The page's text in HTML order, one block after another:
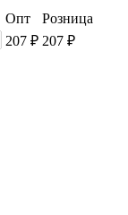
Опт
Розница
207 ₽ 207 ₽